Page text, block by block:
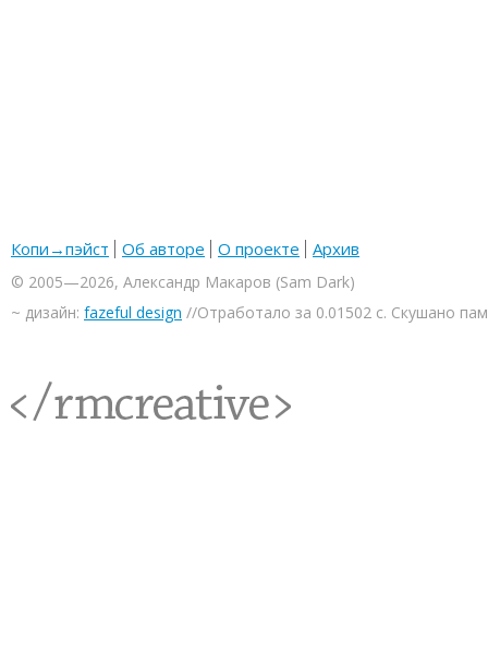
Копи→пэйст Об авторе О проекте Архив
© 2005—2026, Александр Макаров (Sam Dark)
~ дизайн: fazeful design //Отработало за 0.01502 с. Скушано
<rmcreative/>